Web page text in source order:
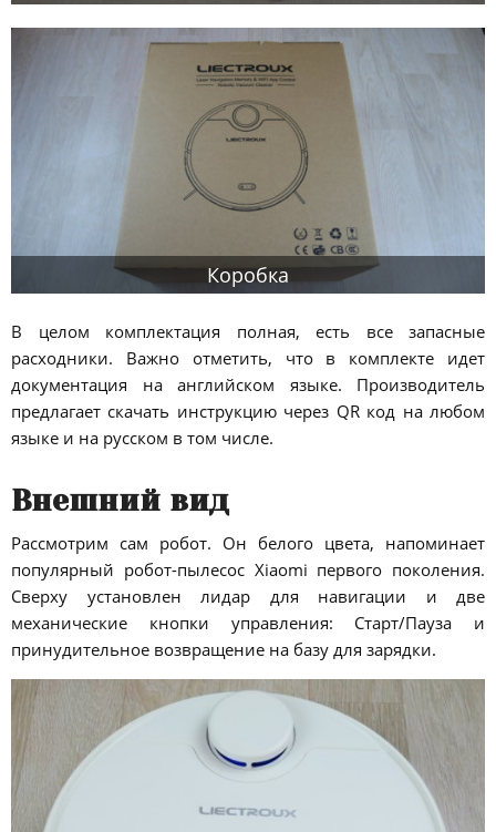
Коробка
В целом комплектация полная, есть все запасные
расходники. Важно отметить, что в комплекте идет
документация на английском языке. Производитель
предлагает скачать инструкцию через QR код на любом
языке и на русском в том числе.
Внешний вид
Рассмотрим сам робот. Он белого цвета, напоминает
популярный робот-пылесос Xiaomi первого поколения.
Сверху установлен лидар для навигации и две
механические кнопки управления: Старт/Пауза и
принудительное возвращение на базу для зарядки.